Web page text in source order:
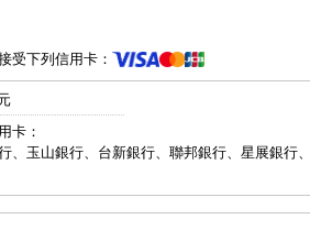
受下列信用卡：
卡：
、玉山銀行、台新銀行、聯邦銀行、星展銀行